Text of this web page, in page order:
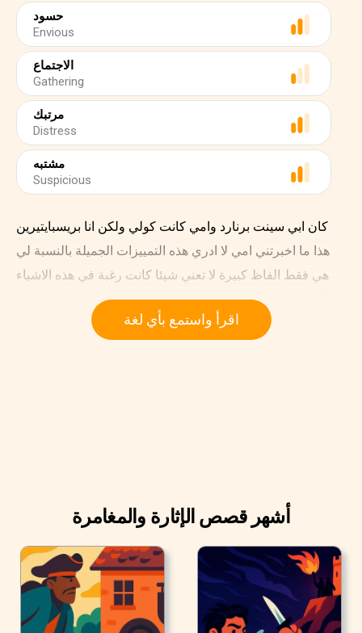
حسود
Envious
الاجتماع
Gathering
مرتبك
Distress
مشتبه
Suspicious
كان ابي سينت برنارد وامي كانت كولي ولكن انا بريسبايتيرين
هذا ما اخبرتني امي لا ادري هذه التمييزات الجميلة بالنسبة لي
هي فقط الفاظ كبيرة لا تعني شيئا كانت رغبة في هذه الاشياء
لأمي وكانت ترغب ان تقولها كانت ترغب ان تراها كلاب اخرى
بعين مستغربة وحاسدة وتستغرب كيف حصلت على علوم كثيرة
اقرأ واستمع بأي لغة
أشهر قصص الإثارة والمغامرة